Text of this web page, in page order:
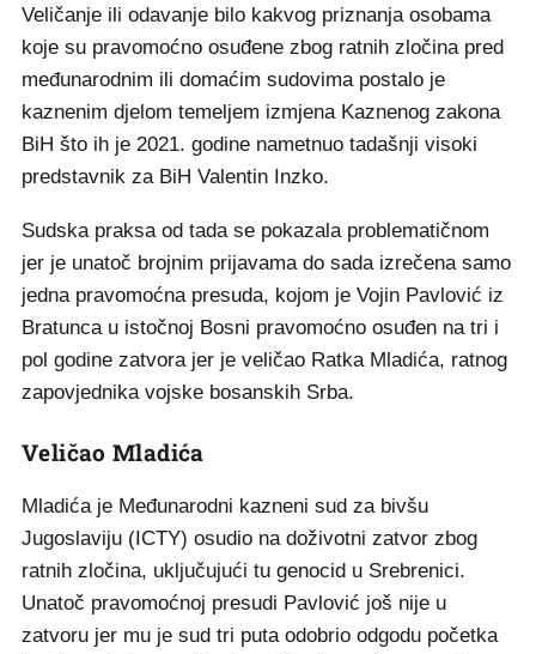
Veličanje ili odavanje bilo kakvog priznanja osobama
koje su pravomoćno osuđene zbog ratnih zločina pred
međunarodnim ili domaćim sudovima postalo je
kaznenim djelom temeljem izmjena Kaznenog zakona
BiH što ih je 2021. godine nametnuo tadašnji visoki
predstavnik za BiH Valentin Inzko.
Sudska praksa od tada se pokazala problematičnom
jer je unatoč brojnim prijavama do sada izrečena samo
jedna pravomoćna presuda, kojom je Vojin Pavlović iz
Bratunca u istočnoj Bosni pravomoćno osuđen na tri i
pol godine zatvora jer je veličao Ratka Mladića, ratnog
zapovjednika vojske bosanskih Srba.
Veličao Mladića
Mladića je Međunarodni kazneni sud za bivšu
Jugoslaviju (ICTY) osudio na doživotni zatvor zbog
ratnih zločina, uključujući tu genocid u Srebrenici.
Unatoč pravomoćnoj presudi Pavlović još nije u
zatvoru jer mu je sud tri puta odobrio odgodu početka